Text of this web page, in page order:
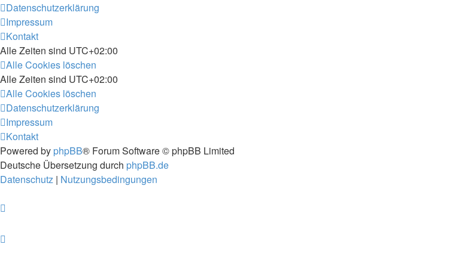
Datenschutzerklärung
Impressum
Kontakt
Alle Zeiten sind UTC+02:00
Alle Cookies löschen
Alle Zeiten sind UTC+02:00
Alle Cookies löschen
Datenschutzerklärung
Impressum
Kontakt
Powered by phpBB® Forum Software © phpBB Limited
Deutsche Übersetzung durch phpBB.de
Datenschutz | Nutzungsbedingungen